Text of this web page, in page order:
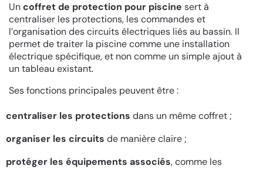
Uncoffret de protection pour piscine sert à
centraliser les protections, les commandes et
l’organisation des circuits électriques liés au bassin. Il
permet de traiter la piscine comme une installation
électrique spécifique, et non comme un simple ajout à
un tableau existant.
Ses fonctions principales peuvent être :
centraliser les protections dans un même coffret ;
organiser les circuits de manière claire ;
protéger les équipements associés, comme les